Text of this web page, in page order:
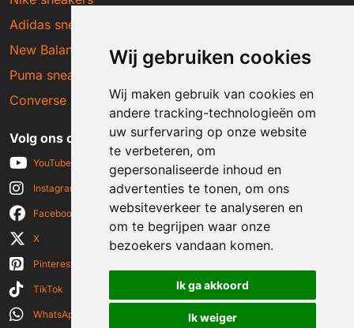
Wij gebruiken cookies
Wij maken gebruik van cookies en
andere tracking-technologieën om
uw surfervaring op onze website
te verbeteren, om
gepersonaliseerde inhoud en
advertenties te tonen, om ons
websiteverkeer te analyseren en
om te begrijpen waar onze
bezoekers vandaan komen.
Ik ga akkoord
Ik weiger
Adidas sneakers
New Balance sneakers
Puma sneakers
Converse sneakers
Volg ons op social media
YouTube
Instagram
Facebook
X
Pinterest
TikTok
WhatsApp